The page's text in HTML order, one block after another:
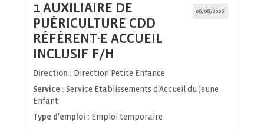
06/08/2026
1 AUXILIAIRE DE
PUÉRICULTURE CDD
RÉFÉRENT·E ACCUEIL
INCLUSIF F/H
fenêtre)
Direction : Direction Petite Enfance
Service : Service Etablissements d'Accueil du Jeune
Enfant
Type d'emploi : Emploi temporaire